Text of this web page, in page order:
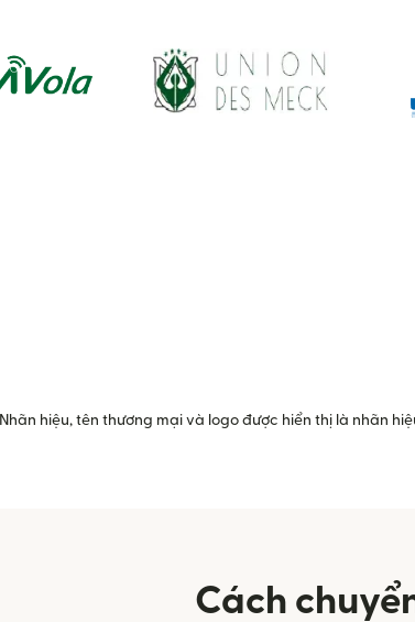
Nhãn hiệu, tên thương mại và logo được hiển thị là nhãn
Cách